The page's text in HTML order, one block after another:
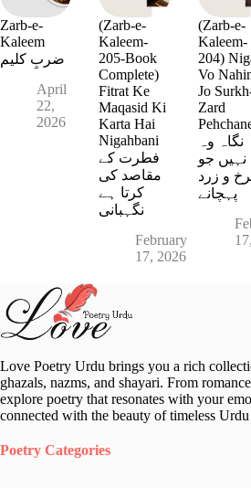
Zarb-e-
Kaleem
ضربِ کلیم
April
22,
2026
(Zarb-e-
Kaleem-
205-Book
Complete)
Fitrat Ke
Maqasid Ki
Karta Hai
Nigahbani
فطرت کے
مقاصد کی
کرتا ہے
نگہبانی
February
17, 2026
(Zarb-e-
Kaleem-
204)
Vo
Jo
Zard
نگاہ وہ
نہیں جو
و زرد
پہچانے
Love Poetry Urdu brings you a rich
ghazals, nazms, and shayari. From
explore poetry that resonates with your
connected with the beauty of timeless
Poetry Categories